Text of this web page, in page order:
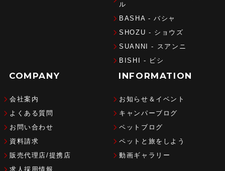
ル
BASHA - バシャ
SHOZU - ショウズ
SUANNI - スアンニ
BISHI - ビシ
COMPANY
会社案内
よくある質問
お問い合わせ
資料請求
販売代理店/提携店
求人採用情報
INFORMATION
お知らせ＆イベント
キャンパーブログ
ペットブログ
ペットと旅をしよう
動画ギャラリー